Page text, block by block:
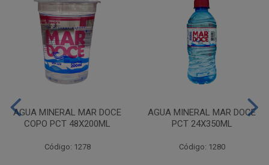
AGUA MINERAL MAR DOCE
COPO PCT 48X200ML
Código: 1278
AGUA MINERAL MAR DOCE
PCT 24X350ML
Código: 1280